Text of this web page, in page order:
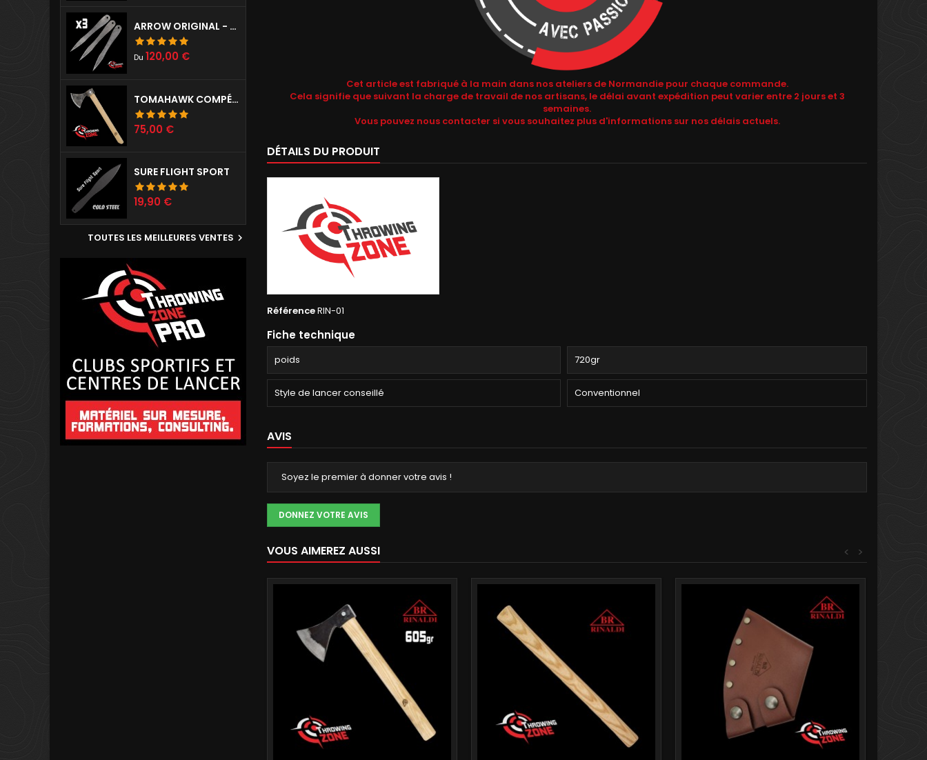
ARROW ORIGINAL - SET DE 3
Du Prix
120,00 €
TOMAHAWK COMPÉTITION PRÉPARÉ
Prix
75,00 €
SURE FLIGHT SPORT
Prix
19,90 €
TOUTES LES MEILLEURES VENTES 
Cet article est fabriqué à la main dans nos ateliers de Normandie pour chaque commande.
Cela signifie que suivant la charge de travail de nos artisans, le délai avant expédition peut varier entre 2 jours et 3
semaines.
Vous pouvez nous contacter si vous souhaitez plus d'informations sur nos délais actuels.
DÉTAILS DU PRODUIT
RéférenceRIN-01
Fiche technique
poids 720gr
Style de lancer conseillé Conventionnel
AVIS
Soyez le premier à donner votre avis !
DONNEZ VOTRE AVIS
VOUS AIMEREZ AUSSI >
<